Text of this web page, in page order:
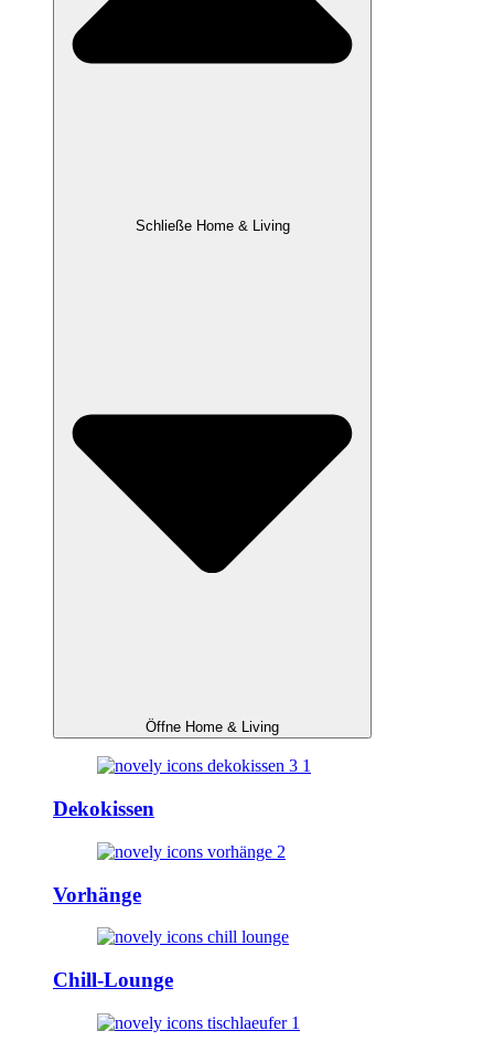
Schließe Home & Living
Öffne Home & Living
Dekokissen
Vorhänge
Chill-Lounge